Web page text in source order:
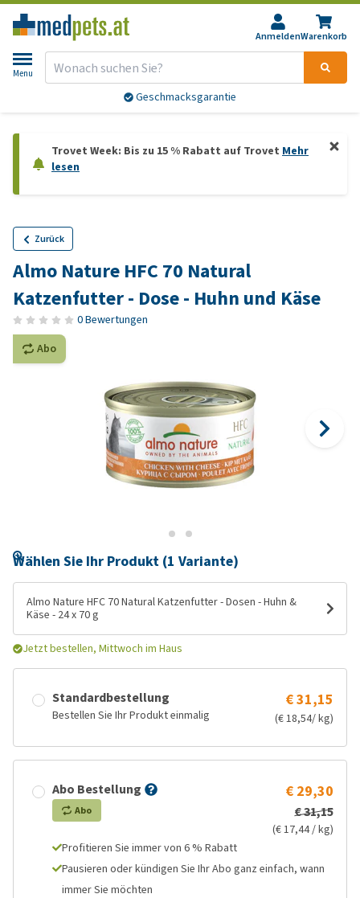
AnmeldenWarenkorb
Menu
Geschmacksgarantie
Trovet Week: Bis zu 15 % Rabatt auf Trovet Mehr
lesen
Zurück
Almo Nature HFC 70 Natural
Katzenfutter - Dose - Huhn und Käse
0 Bewertungen
Abo
Wählen Sie Ihr Produkt (1 Variante)
Almo Nature HFC 70 Natural Katzenfutter - Dosen - Huhn &
Käse - 24 x 70 g
Jetzt bestellen, Mittwoch im Haus
Standardbestellung
Bestellen Sie Ihr Produkt einmalig
€ 31,15
(€ 18,54/ kg)
Abo Bestellung
Abo
€ 29,30
€ 31,15
(€ 17,44 / kg)
Profitieren Sie immer von 6 % Rabatt
Pausieren oder kündigen Sie Ihr Abo ganz einfach, wann
immer Sie möchten